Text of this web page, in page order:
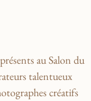
au ​Salon du
talentueux
⁢créatifs